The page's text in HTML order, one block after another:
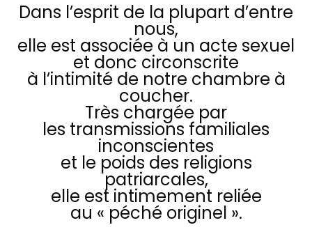
Dans l’esprit de la plupart d’entre
nous,
elle est associée à un acte sexuel
et donc circonscrite
à l’intimité de notre chambre à
coucher.
Très chargée par
les transmissions familiales
inconscientes
et le poids des religions
patriarcales,
elle est intimement reliée
au « péché originel ».